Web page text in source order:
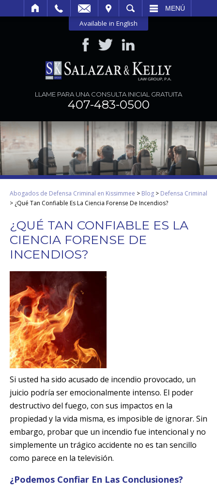
BUSCAR MENÚ
Available in English
LLAME PARA UNA CONSULTA INICIAL GRATUITA
407-483-0500
Abogados de Defensa Criminal en Kissimmee > Blog > Defensa Criminal
> ¿Qué Tan Confiable Es La Ciencia Forense De Incendios?
¿QUÉ TAN CONFIABLE ES LA
CIENCIA FORENSE DE
INCENDIOS?
Si usted ha sido acusado de incendio provocado, un
juicio podría ser emocionalmente intenso. El poder
destructivo del fuego, con sus impactos en la
propiedad y la vida misma, es imposible de ignorar. Sin
embargo, probar que un incendio fue intencional y no
simplemente un trágico accidente no es tan sencillo
como parece en la televisión.
¿Podemos Confiar En Las Conclusiones?